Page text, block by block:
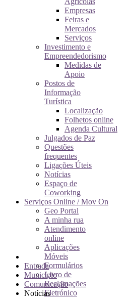
Empresas
Feiras e
Mercados
Serviços
Investimento e
Empreendedorismo
Medidas de
Apoio
Postos de
Informação
Turística
Localização
Folhetos online
Agenda Cultural
Julgados de Paz
Questões
frequentes
Ligações Úteis
Notícias
Espaço de
Coworking
Serviços Online / Mov On
Geo Portal
A minha rua
Atendimento
online
Aplicações
Móveis
Formulários
Livro de
Reclamações
Eletrónico
Entrada
Município
Comunicação
Notícias